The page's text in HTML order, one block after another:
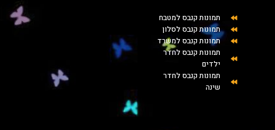
תמונות קנבס למטבח
תמונות קנבס לסלון
תמונות קנבס למשרד
תמונות קנבס לחדר
ילדים
תמונות קנבס לחדר
שינה